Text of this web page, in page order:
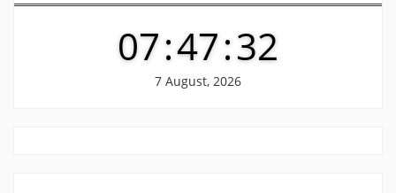
07:47:33
7 August, 2026